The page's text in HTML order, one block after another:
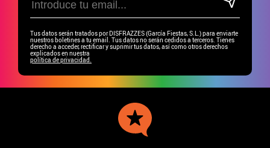
Tus datos serán tratados por DISFRAZZES (García Fiestas, S.L.) para enviarte
nuestros boletines a tu email. Tus datos no serán cedidos a terceros. Tienes
derecho a acceder, rectificar y suprimir tus datos, así como otros derechos
explicados en nuestra
política de privacidad.